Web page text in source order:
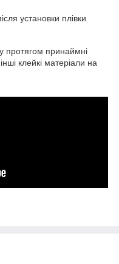
установки плівки
протягом принаймні
клейкі матеріали на